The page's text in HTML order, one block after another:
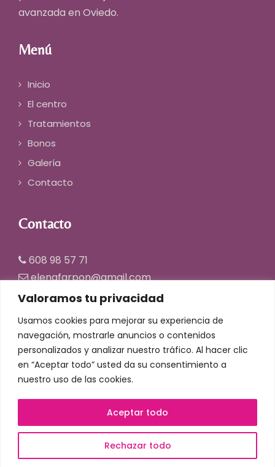
Valoramos tu privacidad
Usamos cookies para mejorar su experiencia de
navegación, mostrarle anuncios o contenidos
personalizados y analizar nuestro tráfico. Al hacer clic
en “Aceptar todo” usted da su consentimiento a
nuestro uso de las cookies.
Rechazar todo
Aceptar todo
avanzada en Oviedo.
Menú
Inicio
El centro
Tratamientos
Bonos
Galería
Contacto
Contacto
608 98 57 71
elenafarpon@gmail.com
© Copyright 2025 | Centro de Estética Elena
Diseñado porCitiservi Media